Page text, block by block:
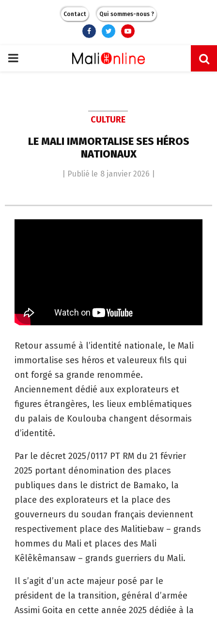
Contact Qui sommes-nous ?
FacebookTwitterYoutube
PRIMARY
CULTURE
LE MALI IMMORTALISE SES HÉROS
NATIONAUX
| Publié le 8 janvier 2026
Retour assumé à l’identité nationale, le Mali
immortalise ses héros et valeureux fils qui
ont forgé sa grande renommée.
Anciennement dédié aux explorateurs et
figures étrangères, les lieux emblématiques
du palais de Koulouba changent désormais
d’identité.
Par le décret 2025/0117 PT RM du 21 février
2025 portant dénomination des places
publiques dans le district de Bamako, la
place des explorateurs et la place des
gouverneurs du soudan français deviennent
respectivement place des Malitiebaw – grands
hommes du Mali et places des Mali
Kêlêkêmansaw – grands guerriers du Mali.
Il s’agit d’un acte majeur posé par le
président de la transition, général d’armée
Assimi Goita en cette année 2025 dédiée à la